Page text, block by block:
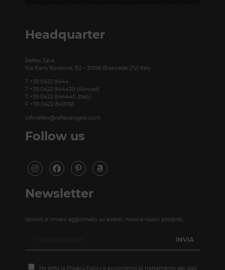
Headquarter
Reflex S.p.a.
Via Paris Bordone, 82 – 31056 Biancade (TV) Italy
T +39 0422 8444
T +39 0422 844430 (Abroad)
T +39 0422 844440 (Italy)
F +39 0422 849765
inforeflex@reflexangelo.com
Follow us
Newsletter
Iscriviti e rimani aggiornato su eventi, news e nuovi prodotti.
Ho letto la Privacy Policy e acconsento al trattamento dei dati